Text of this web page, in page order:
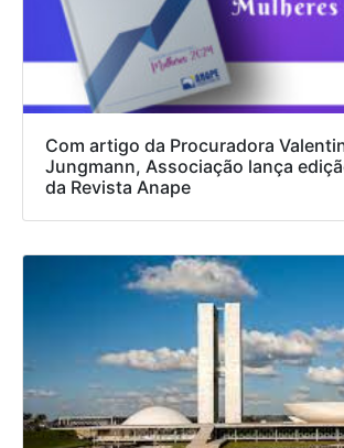
Com artigo da Procuradora
Jungmann, Associação lança
da Revista Anape